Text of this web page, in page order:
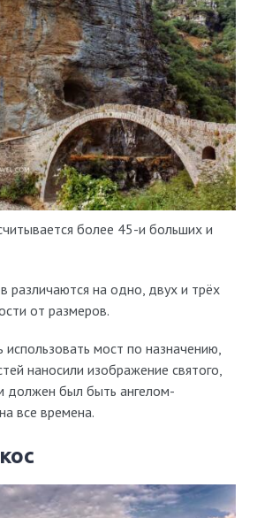
более 45-и больших и
различаются на одно, двух и трёх
от размеров.
мост по назначению,
наносили изображение святого,
должен был быть ангелом-
все времена.